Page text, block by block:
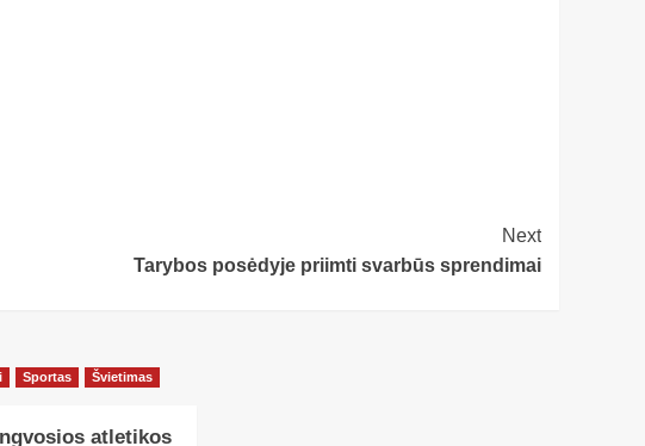
Next
Tarybos posėdyje priimti svarbūs sprendimai
Sportas Švietimas
atletikos